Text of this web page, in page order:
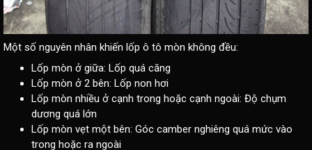
Một số nguyên nhân khiến lốp ô tô mòn không đều:
Lốp mòn ở giữa: Lốp quá căng
Lốp mòn ở 2 bên: Lốp non hơi
Lốp mòn nhiều ở cạnh trong hoặc cạnh ngoài: Độ chụm
dương quá lớn
Lốp mòn vẹt một bên: Góc camber nghiêng quá mức vào
trong hoặc ra ngoài